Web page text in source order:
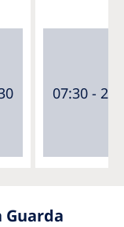
07:30 -
Guarda